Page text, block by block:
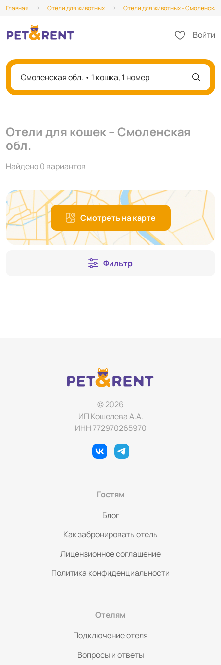
Главная Отели для животных Отели для животных –
Войти
Смоленская обл. • 1 кошка, 1 номер
Отели для кошек – Смоленская
обл.
Найдено 0 вариантов
Смотреть на карте
Фильтр
© 2026
ИП Кошелева А.А.
ИНН 772970265970
Гостям
Блог
Как забронировать отель
Лицензионное соглашение
Политика конфиденциальности
Отелям
Подключение отеля
Вопросы и ответы